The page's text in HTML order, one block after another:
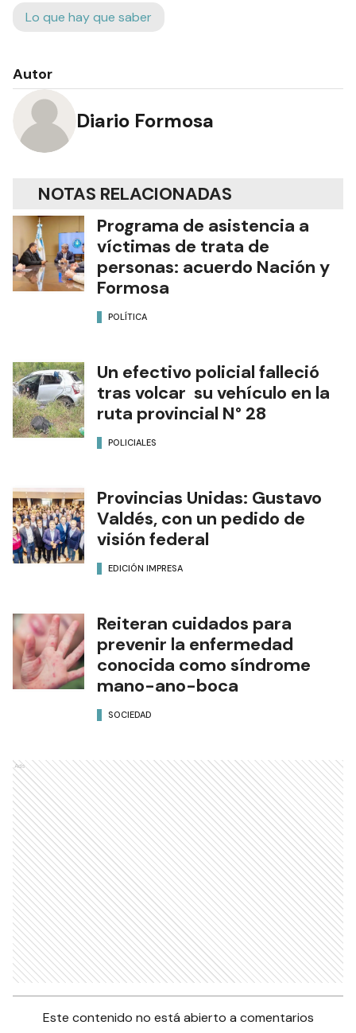
Lo que hay que saber
Autor
Diario Formosa
NOTAS RELACIONADAS
Programa de asistencia a
víctimas de trata de
personas: acuerdo Nación y
Formosa
POLÍTICA
Un efectivo policial falleció
tras volcar su vehículo en la
ruta provincial N° 28
POLICIALES
Provincias Unidas: Gustavo
Valdés, con un pedido de
visión federal
EDICIÓN IMPRESA
Reiteran cuidados para
prevenir la enfermedad
conocida como síndrome
mano-ano-boca
SOCIEDAD
Ads
Este contenido no está abierto a comentarios